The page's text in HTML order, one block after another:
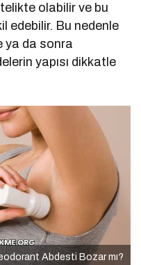
olabilir ve bu
edebilir. Bu nedenle
ya da sonra
yapısı dikkatle
Abdesti Bozar mı?